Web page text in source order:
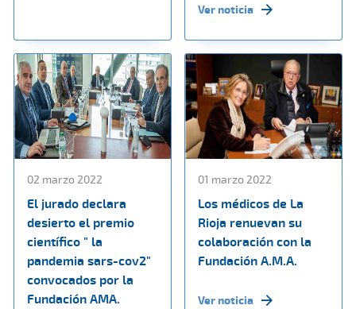
Ver noticia
02 marzo 2022
El jurado declara
desierto el premio
científico " la
pandemia sars-cov2"
convocados por la
Fundación AMA.
01 marzo 2022
Los médicos de La
Rioja renuevan su
colaboración con la
Fundación A.M.A.
Ver noticia